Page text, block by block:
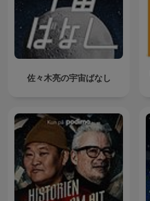
佐々木亮の宇宙ばなし